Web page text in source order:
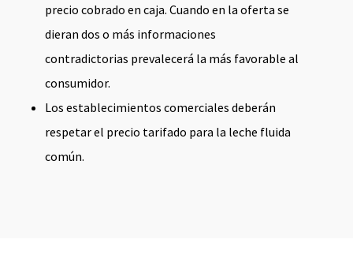
precio cobrado en caja. Cuando en la oferta se
dieran dos o más informaciones
contradictorias prevalecerá la más favorable al
consumidor.
Los establecimientos comerciales deberán
respetar el precio tarifado para la leche fluida
común.